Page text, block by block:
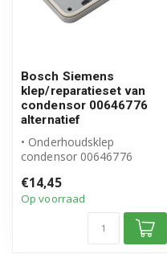
CWK4W360CH/09
CWK4W360CH/11
CWK4W360CH/12
CWK4W360CH/13
CWK4W360NL/04
CWK4W360NL/09
CWK4W361/23
Bosch Siemens
klep/reparatieset van
condensor 00646776
alternatief
• Onderhoudsklep
condensor 00646776
Siemens
• Hoogwaardi...
€14,45
Op voorraad